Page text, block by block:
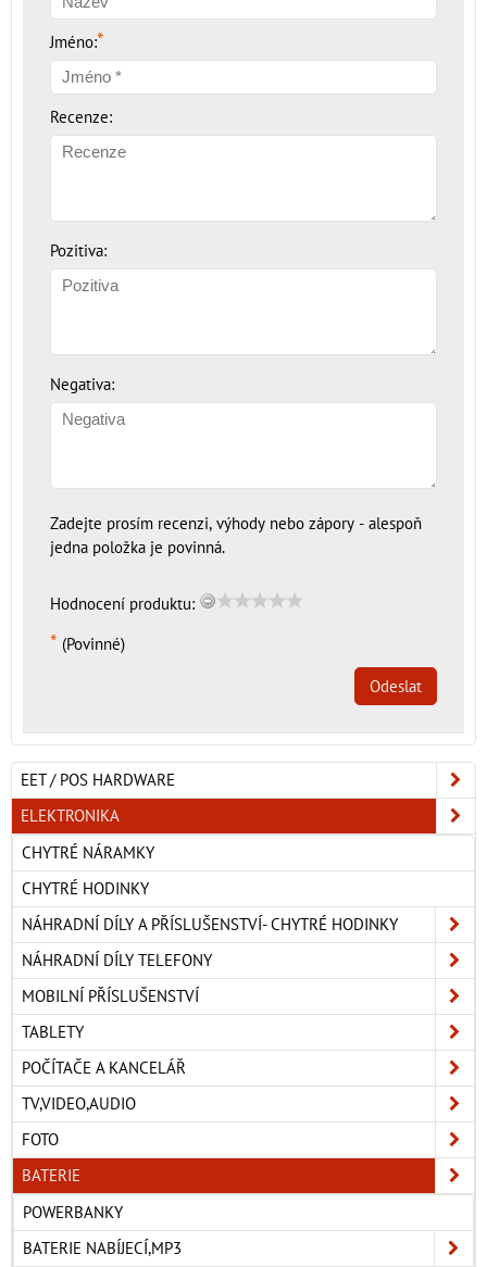
Jméno:*
Recenze:
Pozitiva:
Negativa:
Zadejte prosím recenzi, výhody nebo zápory - alespoň
jedna položka je povinná.
Hodnocení produktu:
* (Povinné)
Odeslat
EET / POS HARDWARE
ELEKTRONIKA
CHYTRÉ NÁRAMKY
CHYTRÉ HODINKY
NÁHRADNÍ DÍLY A PŘÍSLUŠENSTVÍ- CHYTRÉ HODINKY
NÁHRADNÍ DÍLY TELEFONY
MOBILNÍ PŘÍSLUŠENSTVÍ
TABLETY
POČÍTAČE A KANCELÁŘ
TV,VIDEO,AUDIO
FOTO
BATERIE
POWERBANKY
BATERIE NABÍJECÍ,MP3